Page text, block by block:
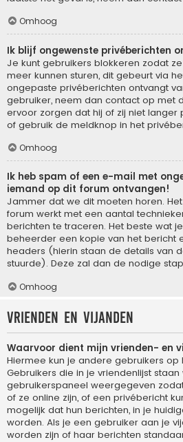
Omhoog
Ik blijf ongewenste privéberichten
Je kunt gebruikers blokkeren zodat
meer kunnen sturen, dit gebeurt via
ongepaste privéberichten ontvangt
gebruiker, neem dan contact op met
ervoor zorgen dat hij of zij niet langer
of gebruik de meldknop in het
Omhoog
Ik heb spam of een e-mail met
iemand op dit forum ontvangen!
Jammer dat we dit moeten horen.
forum werkt met een aantal
berichten te traceren. Het beste wat
beheerder een kopie van het bericht
headers (hierin staan de details van
stuurde). Deze zal dan de nodige
Omhoog
Vrienden en vijanden
Waarvoor dient mijn vrienden- en
Hiermee kun je andere gebruikers op
Gebruikers die in je vriendenlijst
gebruikerspaneel weergegeven
of ze online zijn, of een privébericht
mogelijk dat hun berichten, in je
worden. Als je een gebruiker aan je
worden zijn of haar berichten